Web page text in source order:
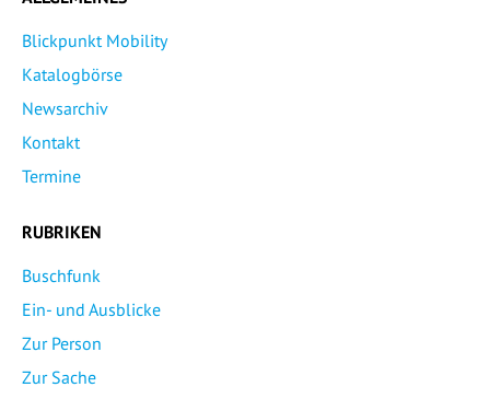
Blickpunkt Mobility
Katalogbörse
Newsarchiv
Kontakt
Termine
RUBRIKEN
Buschfunk
Ein- und Ausblicke
Zur Person
Zur Sache